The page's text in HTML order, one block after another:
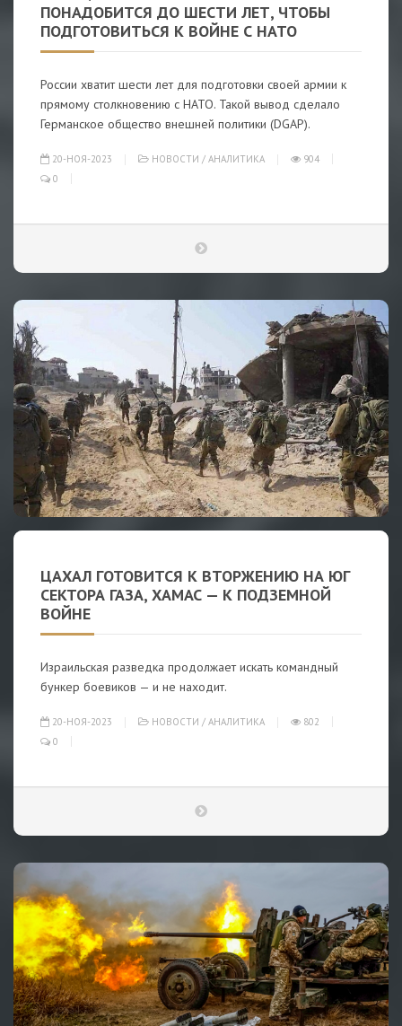
ПОНАДОБИТСЯ ДО ШЕСТИ ЛЕТ, ЧТОБЫ
ПОДГОТОВИТЬСЯ К ВОЙНЕ С НАТО
России хватит шести лет для подготовки своей армии к
прямому столкновению с НАТО. Такой вывод сделало
Германское общество внешней политики (DGAP).
20-НОЯ-2023 НОВОСТИ / АНАЛИТИКА
904
0
ЦАХАЛ ГОТОВИТСЯ К ВТОРЖЕНИЮ НА ЮГ
СЕКТОРА ГАЗА, ХАМАС — К ПОДЗЕМНОЙ
ВОЙНЕ
Израильская разведка продолжает искать командный
бункер боевиков — и не находит.
20-НОЯ-2023 НОВОСТИ / АНАЛИТИКА
802
0